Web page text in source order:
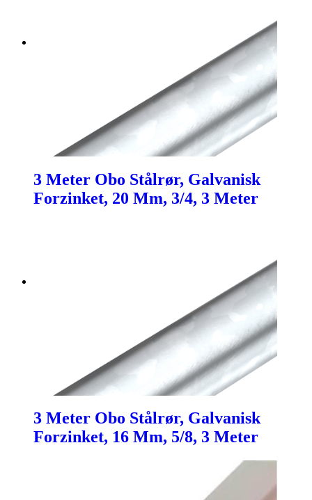
3 Meter Obo Stålrør, Galvanisk
Forzinket, 20 Mm, 3/4, 3 Meter
3 Meter Obo Stålrør, Galvanisk
Forzinket, 16 Mm, 5/8, 3 Meter